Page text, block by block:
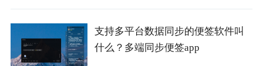
支持多平台数据同步的便签软件叫
什么？多端同步便签app